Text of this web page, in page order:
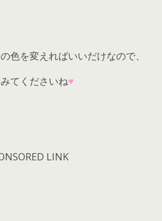
色を変えればいいだけなので、
てくださいね♥
LINK